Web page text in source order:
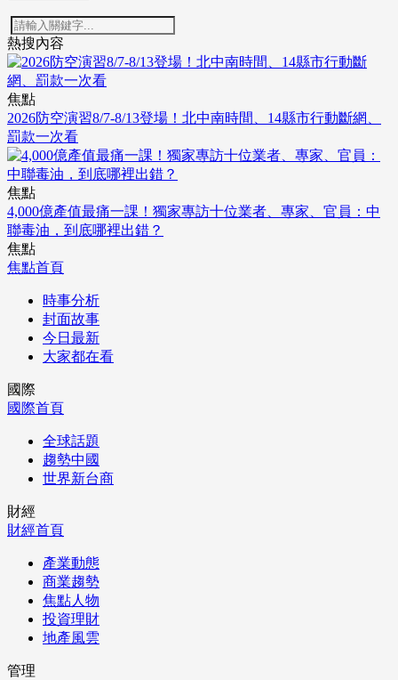
熱搜內容
焦點
2026防空演習8/7-8/13登場！北中南時間、14縣市行動斷網、
罰款一次看
焦點
4,000億產值最痛一課！獨家專訪十位業者、專家、官員：中
聯毒油，到底哪裡出錯？
焦點
焦點首頁
時事分析
封面故事
今日最新
大家都在看
國際
國際首頁
全球話題
趨勢中國
世界新台商
財經
財經首頁
產業動態
商業趨勢
焦點人物
投資理財
地產風雲
管理